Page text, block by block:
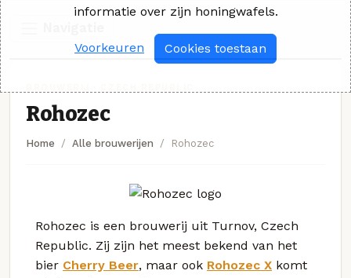
Rohozec
Home Alle brouwerijen Rohozec
Rohozec is een brouwerij uit Turnov, Czech
Republic. Zij zijn het meest bekend van het
bier Cherry Beer, maar ook Rohozec X komt
informatie over zijn honingwafels.
Voorkeuren Cookies toestaan